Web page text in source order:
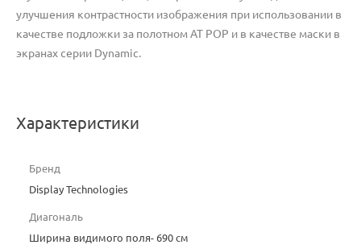
улучшения контрастности изображения при использовании в
качестве подложки за полотном AT POP и в качестве маски в
экранах серии Dynamic.
Характеристики
Бренд
Display Technologies
Диагональ
Ширина видимого поля- 690 см